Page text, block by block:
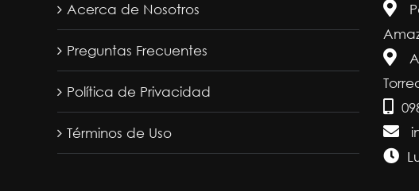
Acerca de Nosotros
Preguntas Frecuentes
Política de Privacidad
Términos de Uso